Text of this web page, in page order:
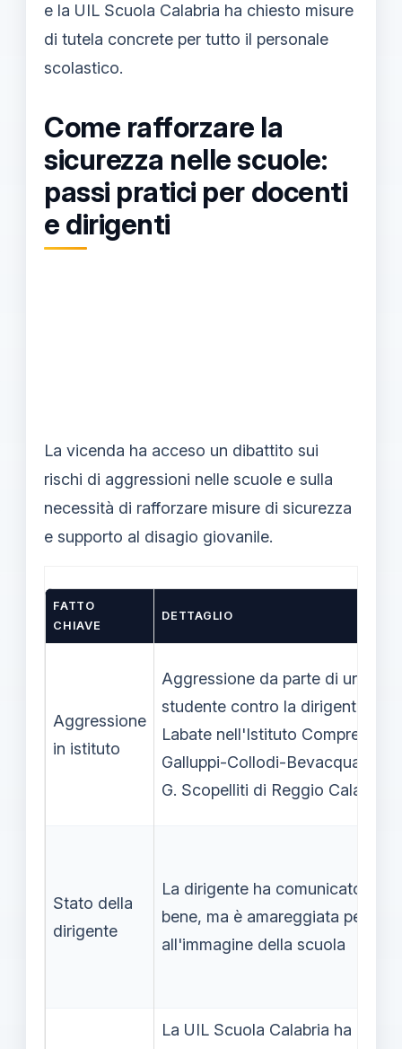
e la UIL Scuola Calabria ha chiesto misure
di tutela concrete per tutto il personale
scolastico.
Come rafforzare la
sicurezza nelle scuole:
passi pratici per docenti
e dirigenti
La vicenda ha acceso un dibattito sui
rischi di aggressioni nelle scuole e sulla
necessità di rafforzare misure di sicurezza
e supporto al disagio giovanile.
FATTO
CHIAVE
DETTAGLIO
Aggressione
in istituto
Aggressione da parte di un
studente contro la dirigente
Labate nell'Istituto Comprensivo
Galluppi-Collodi-Bevacqua-
G. Scopelliti di Reggio Calabria
Stato della
dirigente
La dirigente ha comunicato di
bene, ma è amareggiata per il
all'immagine della scuola
La UIL Scuola Calabria ha